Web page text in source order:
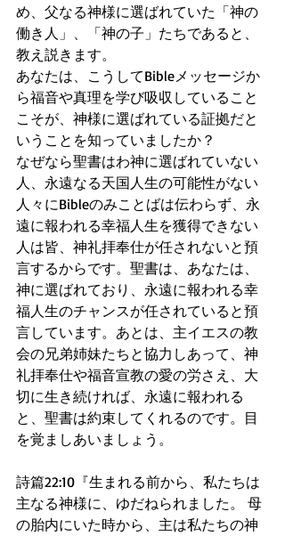
め、父なる神様に選ばれていた「神の
働き人」、「神の子」たちであると、
教え説きます。
あなたは、こうしてBibleメッセージか
ら福音や真理を学び吸収していること
こそが、神様に選ばれている証拠だと
いうことを知っていましたか？
なぜなら聖書はわ神に選ばれていない
人、永遠なる天国人生の可能性がない
人々にBibleのみことばは伝わらず、永
遠に報われる幸福人生を獲得できない
人は皆、神礼拝奉仕が任されないと預
言するからです。聖書は、あなたは、
神に選ばれており、永遠に報われる幸
福人生のチャンスが任されていると預
言しています。あとは、主イエスの教
会の兄弟姉妹たちと協力しあって、神
礼拝奉仕や福音宣教の愛の労さえ、大
切に生き続ければ、永遠に報われる
と、聖書は約束してくれるのです。目
を覚ましあいましょう。
詩篇22:10『生まれる前から、私たちは
主なる神様に、ゆだねられました。 母
の胎内にいた時から、主は私たちの神